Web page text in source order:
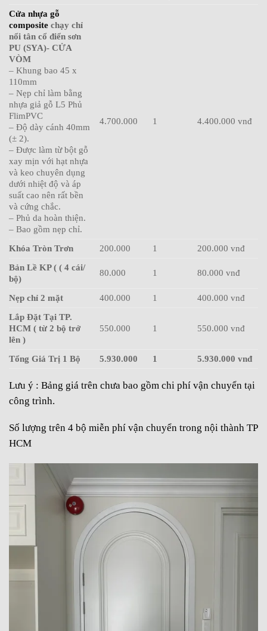
Cửa nhựa gỗ
composite chạy chỉ
nổi tân cổ điển sơn
PU (SYA)- CỬA
VÒM
– Khung bao 45 x
110mm
– Nẹp chỉ làm bằng
nhựa giả gỗ L5 Phủ
FlimPVC
– Độ dày cánh 40mm
(± 2).
– Được làm từ bột gỗ
xay mịn với hạt nhựa
và keo chuyên dụng
dưới nhiệt độ và áp
suất cao nên rất bền
và cứng chắc.
– Phủ da hoàn thiện.
– Bao gồm nẹp chỉ.
4.700.000 1 4.400.000 vnđ
Khóa Tròn Trơn 200.000 1
200.000 vnđ
Bản Lề KP ( ( 4 cái/
bộ)
80.000 1 80.000 vnđ
Nẹp chỉ 2 mặt 400.000 1
400.000 vnđ
Lắp Đặt Tại TP.
HCM ( từ 2 bộ trở
lên )
550.000 1 550.000 vnđ
Tổng Giá Trị 1 Bộ 5.930.000 1 5.930.000 vnđ
Lưu ý : Bảng giá trên chưa bao gồm chi phí vận chuyển tại
công trình.
Số lượng trên 4 bộ miễn phí vận chuyển trong nội thành TP
HCM